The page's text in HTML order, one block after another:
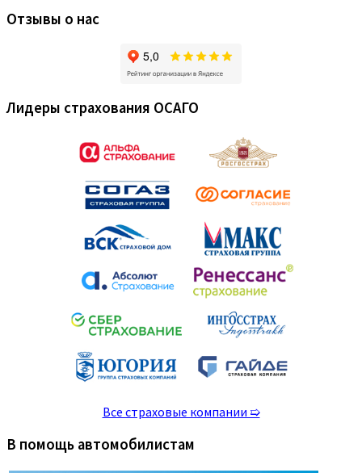
Отзывы о нас
Лидеры страхования ОСАГО
Все страховые компании ➯
В помощь автомобилистам